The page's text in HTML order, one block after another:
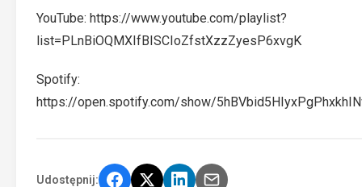
YouTube: https://www.youtube.com/playlist?
list=PLnBiOQMXIfBISCIoZfstXzzZyesP6xvgK
Spotify:
https://open.spotify.com/show/
Udostępnij: